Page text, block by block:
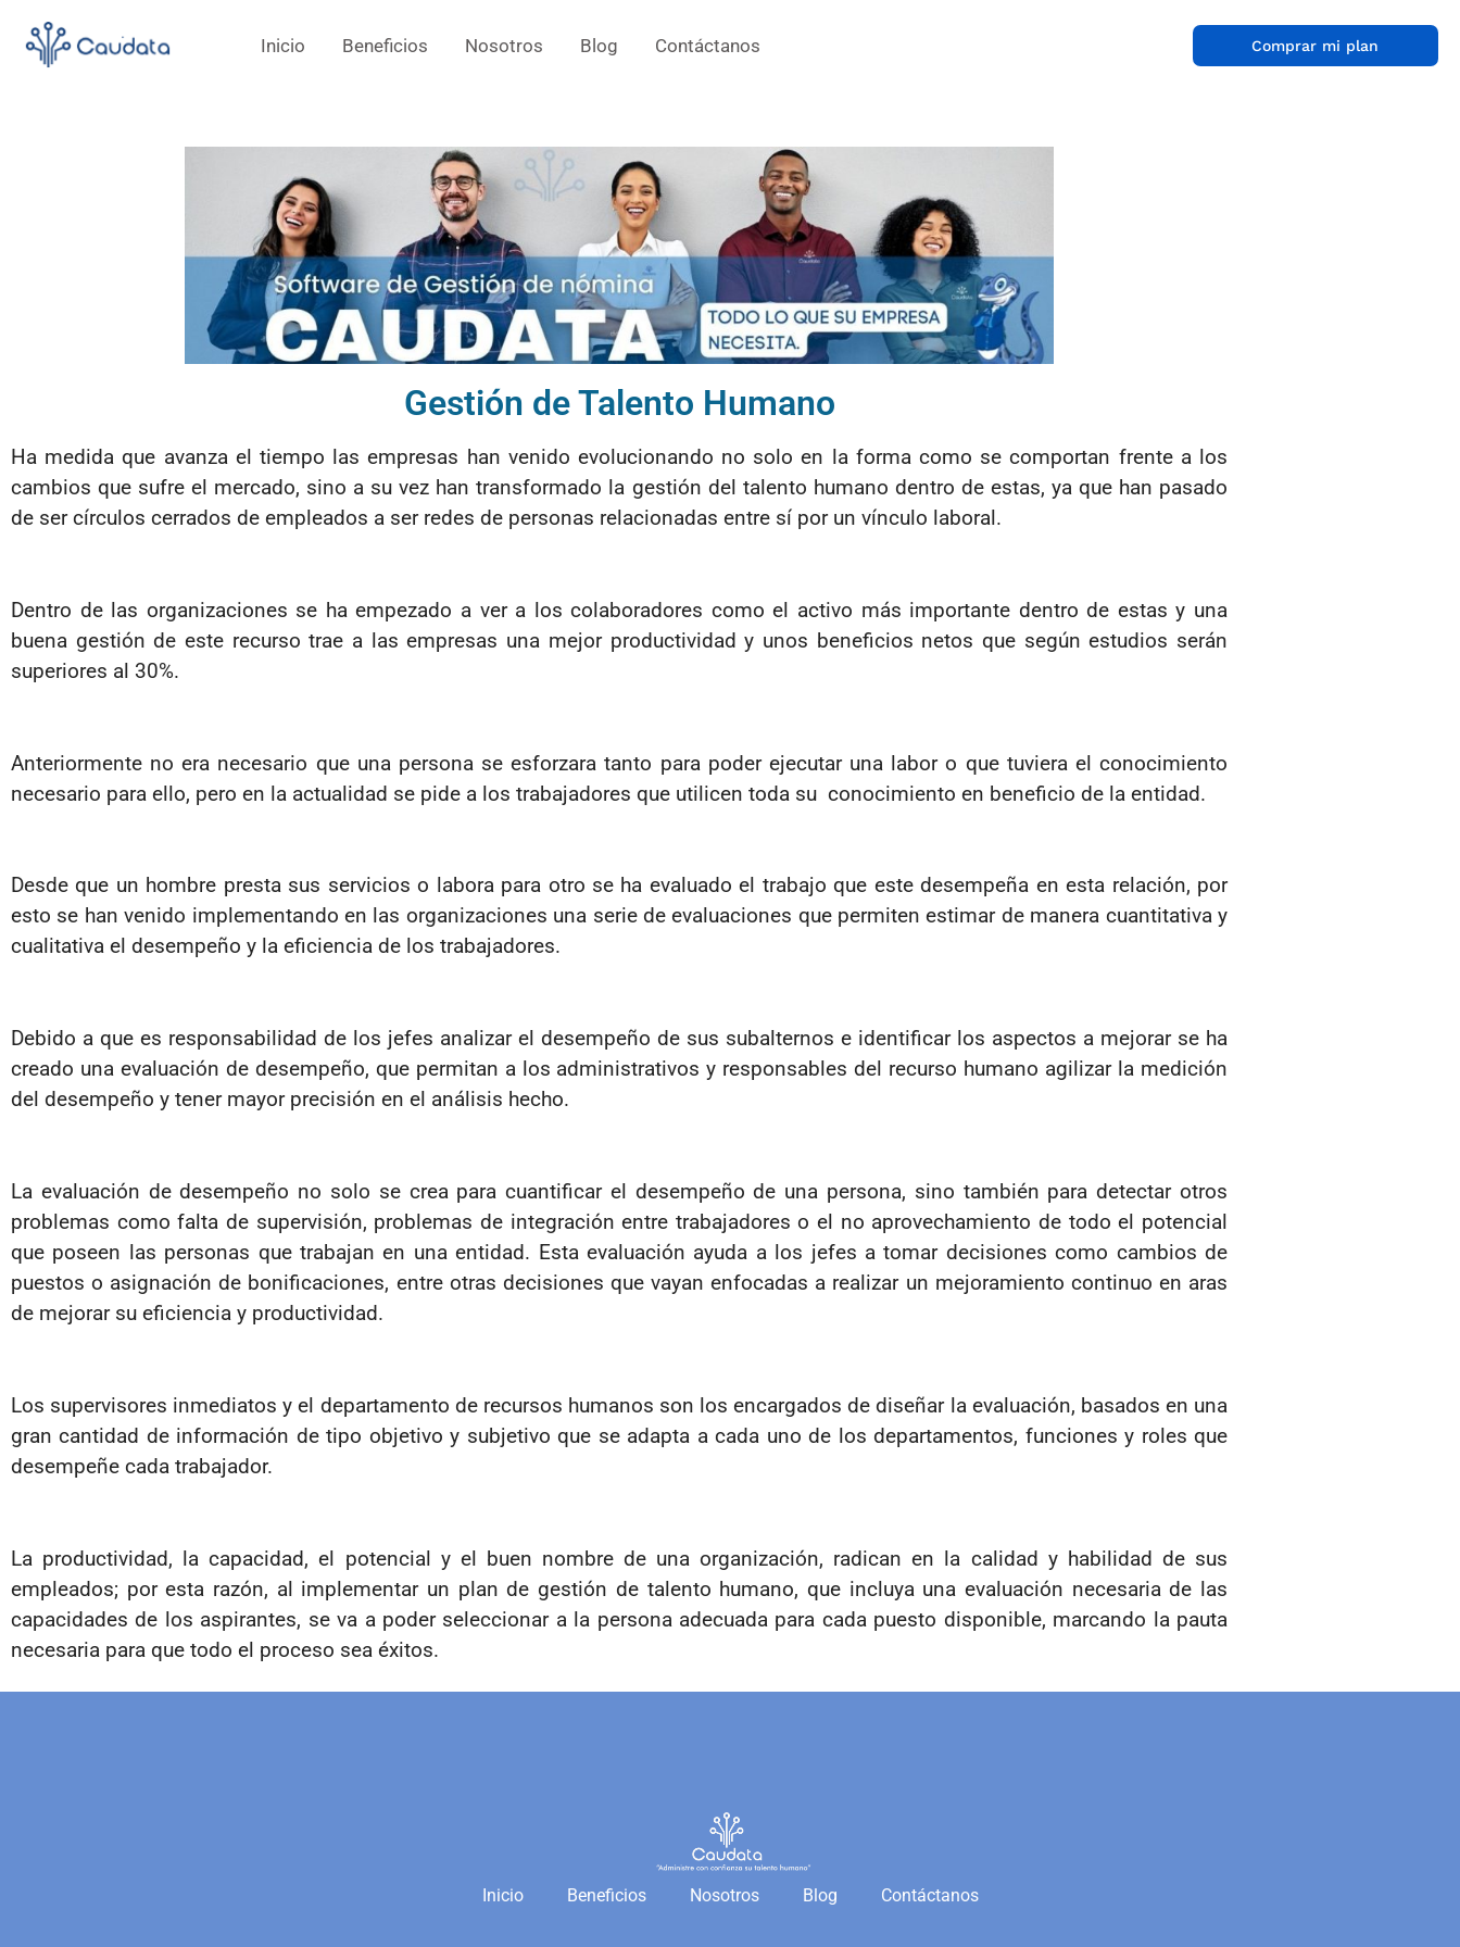
Inicio Beneficios Nosotros Blog Contáctanos Comprar mi plan
Gestión de Talento Humano
Ha medida que avanza el tiempo las empresas han venido evolucionando no solo en la forma como se comportan frente a los
cambios que sufre el mercado, sino a su vez han transformado la gestión del talento humano dentro de estas, ya que han pasado
de ser círculos cerrados de empleados a ser redes de personas relacionadas entre sí por un vínculo laboral.
Dentro de las organizaciones se ha empezado a ver a los colaboradores como el activo más importante dentro de estas y una
buena gestión de este recurso trae a las empresas una mejor productividad y unos beneficios netos que según estudios serán
superiores al 30%.
Anteriormente no era necesario que una persona se esforzara tanto para poder ejecutar una labor o que tuviera el conocimiento
necesario para ello, pero en la actualidad se pide a los trabajadores que utilicen toda su conocimiento en beneficio de la entidad.
Desde que un hombre presta sus servicios o labora para otro se ha evaluado el trabajo que este desempeña en esta relación, por
esto se han venido implementando en las organizaciones una serie de evaluaciones que permiten estimar de manera cuantitativa y
cualitativa el desempeño y la eficiencia de los trabajadores.
Debido a que es responsabilidad de los jefes analizar el desempeño de sus subalternos e identificar los aspectos a mejorar se ha
creado una evaluación de desempeño, que permitan a los administrativos y responsables del recurso humano agilizar la medición
del desempeño y tener mayor precisión en el análisis hecho.
La evaluación de desempeño no solo se crea para cuantificar el desempeño de una persona, sino también para detectar otros
problemas como falta de supervisión, problemas de integración entre trabajadores o el no aprovechamiento de todo el potencial
que poseen las personas que trabajan en una entidad. Esta evaluación ayuda a los jefes a tomar decisiones como cambios de
puestos o asignación de bonificaciones, entre otras decisiones que vayan enfocadas a realizar un mejoramiento continuo en aras
de mejorar su eficiencia y productividad.
Los supervisores inmediatos y el departamento de recursos humanos son los encargados de diseñar la evaluación, basados en una
gran cantidad de información de tipo objetivo y subjetivo que se adapta a cada uno de los departamentos, funciones y roles que
desempeñe cada trabajador.
La productividad, la capacidad, el potencial y el buen nombre de una organización, radican en la calidad y habilidad de sus
empleados; por esta razón, al implementar un plan de gestión de talento humano, que incluya una evaluación necesaria de las
capacidades de los aspirantes, se va a poder seleccionar a la persona adecuada para cada puesto disponible, marcando la pauta
necesaria para que todo el proceso sea éxitos.
Inicio Beneficios Nosotros Blog Contáctanos